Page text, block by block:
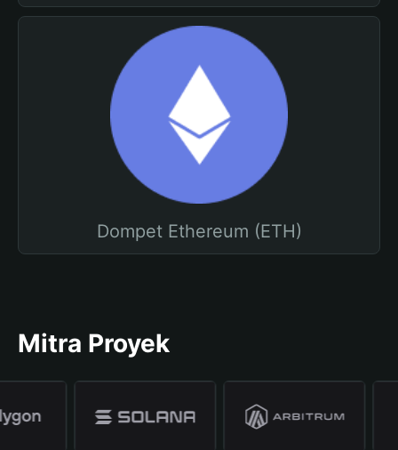
Dompet Ethereum (ETH)
Mitra Proyek